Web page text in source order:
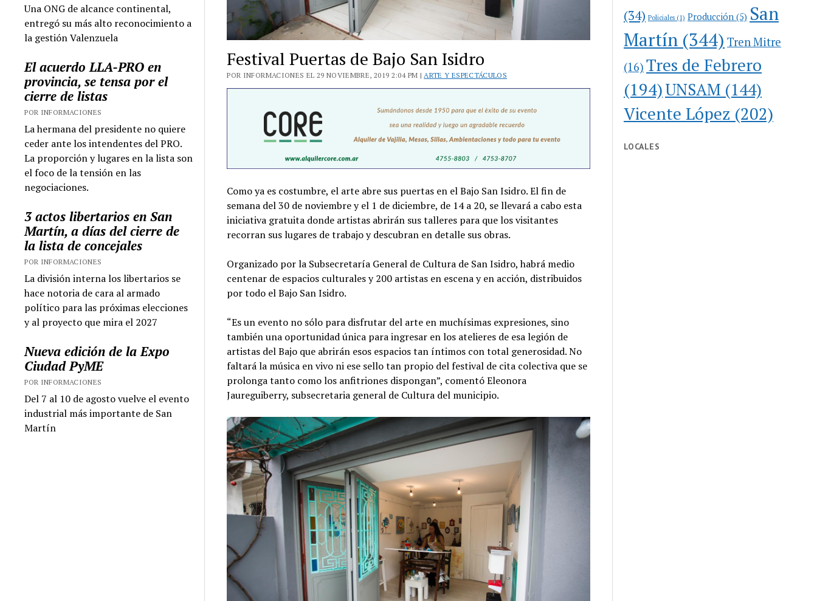
Una ONG de alcance continental,
entregó su más alto reconocimiento a
la gestión Valenzuela
El acuerdo LLA-PRO en
provincia, se tensa por el
cierre de listas
POR INFORMACIONES
La hermana del presidente no quiere
ceder ante los intendentes del PRO.
La proporción y lugares en la lista son
el foco de la tensión en las
negociaciones.
3 actos libertarios en San
Martín, a días del cierre de
la lista de concejales
POR INFORMACIONES
La división interna los libertarios se
hace notoria de cara al armado
político para las próximas elecciones
y al proyecto que mira el 2027
Nueva edición de la Expo
Ciudad PyME
POR INFORMACIONES
Del 7 al 10 de agosto vuelve el evento
industrial más importante de San
Martín
Festival Puertas de Bajo San Isidro
POR INFORMACIONES EL 29 NOVIEMBRE, 2019 2:04 PM |ARTE Y ESPECTÁCULOS
Como ya es costumbre, el arte abre sus puertas en el Bajo San Isidro. El fin de
semana del 30 de noviembre y el 1 de diciembre, de 14 a 20, se llevará a cabo esta
iniciativa gratuita donde artistas abrirán sus talleres para que los visitantes
recorran sus lugares de trabajo y descubran en detalle sus obras.
Organizado por la Subsecretaría General de Cultura de San Isidro, habrá medio
centenar de espacios culturales y 200 artistas en escena y en acción, distribuidos
por todo el Bajo San Isidro.
“Es un evento no sólo para disfrutar del arte en muchísimas expresiones, sino
también una oportunidad única para ingresar en los atelieres de esa legión de
artistas del Bajo que abrirán esos espacios tan íntimos con total generosidad. No
faltará la música en vivo ni ese sello tan propio del festival de cita colectiva que se
prolonga tanto como los anfitriones dispongan”, comentó Eleonora
Jaureguiberry, subsecretaria general de Cultura del municipio.
(34) Policiales (1) Producción (5) San
Martín (344) Tren Mitre
(16) Tres de Febrero
(194)UNSAM (144)
Vicente López (202)
LOCALES